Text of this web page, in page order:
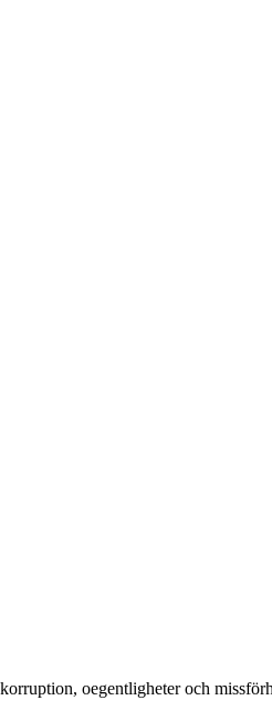
oegentligheter och